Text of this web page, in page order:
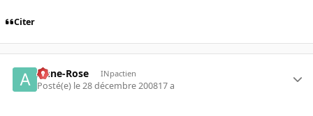
Citer
Anne-Rose INpactien
Posté(e) le 28 décembre 200817 a